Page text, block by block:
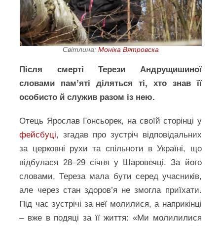
Світлина: Моніка Вятровска
Після смерті Терези Андрущишиної
словами пам’яті діляться ті, хто знав її
особисто й служив разом із нею.
Отець Ярослав Гонсьорек, на своїй сторінці у
фейсбуці, згадав про зустріч відповідальних
за церковні рухи та спільноти в Україні, що
відбулася 28–29 січня у Шаровечці. За його
словами, Тереза мала бути серед учасників,
але через стан здоров’я не змогла приїхати.
Під час зустрічі за неї молилися, а наприкінці
– вже в подяці за її життя: «Ми молилилися